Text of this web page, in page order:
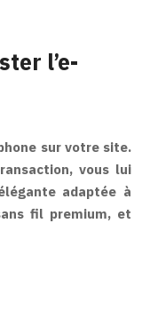
l’e-
sur votre site.
vous lui
adaptée à
fil premium, et